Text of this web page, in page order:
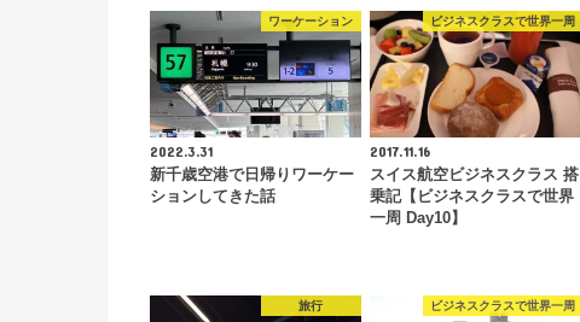
ワーケーション
2022.3.31
新千歳空港で日帰りワーケー
ションしてきた話
ビジネスクラスで世界一周
2017.11.16
スイス航空ビジネスクラス 搭
乗記【ビジネスクラスで世界
一周 Day10】
旅行 ビジネスクラスで世界一周